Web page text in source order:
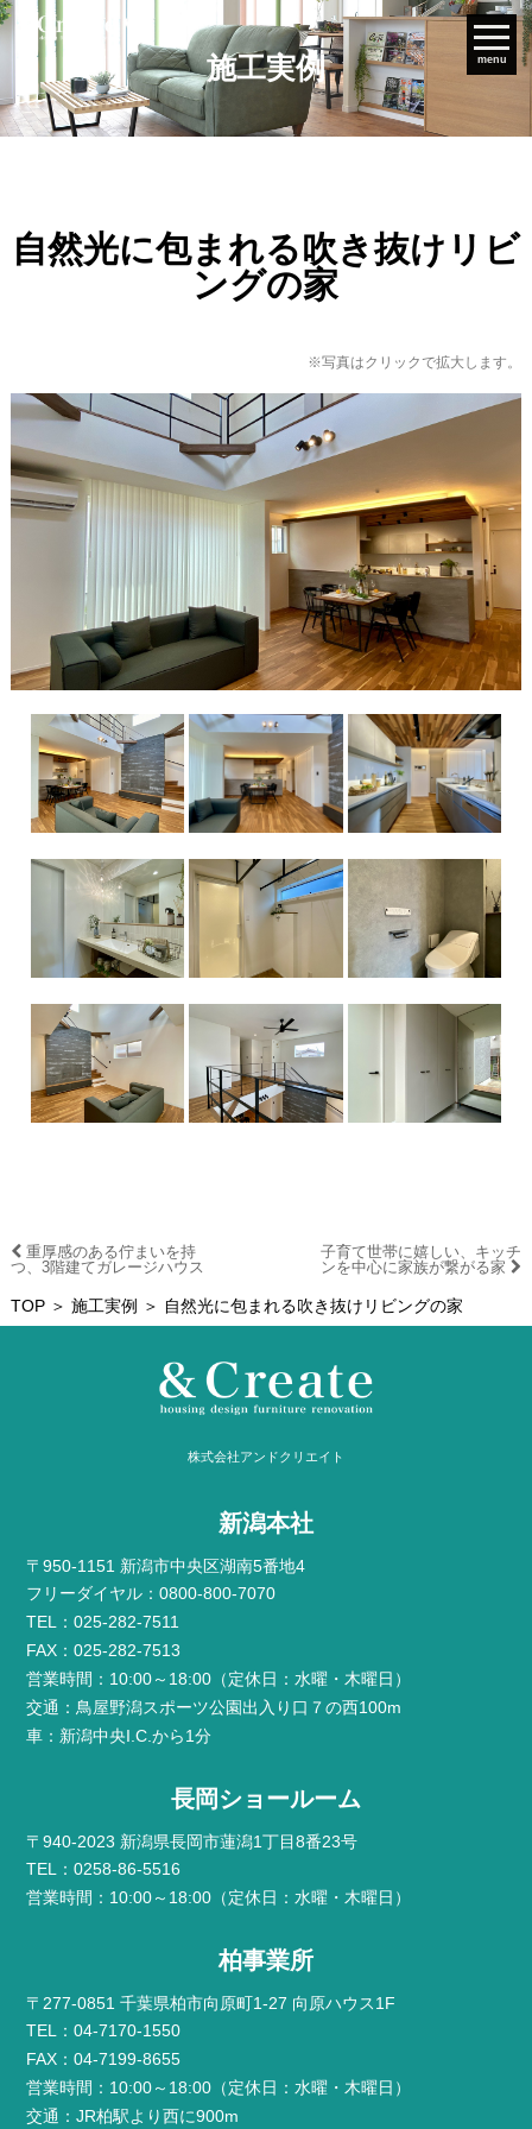
menu
施工実例
自然光に包まれる吹き抜けリビ
ングの家
※写真はクリックで拡大します。
重厚感のある佇まいを持
つ、3階建てガレージハウス
子育て世帯に嬉しい、キッチ
ンを中心に家族が繋がる家
TOP＞ 施工実例 ＞ 自然光に包まれる吹き抜けリビングの家
株式会社アンドクリエイト
新潟本社
〒950-1151 新潟市中央区湖南5番地4
フリーダイヤル：0800-800-7070
TEL：025-282-7511
FAX：025-282-7513
営業時間：10:00～18:00（定休日：水曜・木曜日）
交通：鳥屋野潟スポーツ公園出入り口７の西100m
車：新潟中央I.C.から1分
長岡ショールーム
〒940-2023 新潟県長岡市蓮潟1丁目8番23号
TEL：0258-86-5516
営業時間：10:00～18:00（定休日：水曜・木曜日）
柏事業所
〒277-0851 千葉県柏市向原町1-27 向原ハウス1F
TEL：04-7170-1550
FAX：04-7199-8655
営業時間：10:00～18:00（定休日：水曜・木曜日）
交通：JR柏駅より西に900m